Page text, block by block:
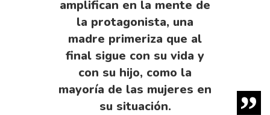
amplifican en la mente de
la protagonista, una
madre primeriza que al
final sigue con su vida y
con su hijo, como la
mayoría de las mujeres en
su situación.